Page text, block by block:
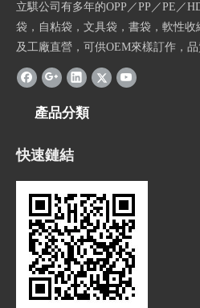
立騏公司有多年的OPP／PP／PE／
袋，自粘袋，文具袋，書袋，軟性
及工廠直營，可供OEM來樣訂作，品
產品分類
快速鏈結